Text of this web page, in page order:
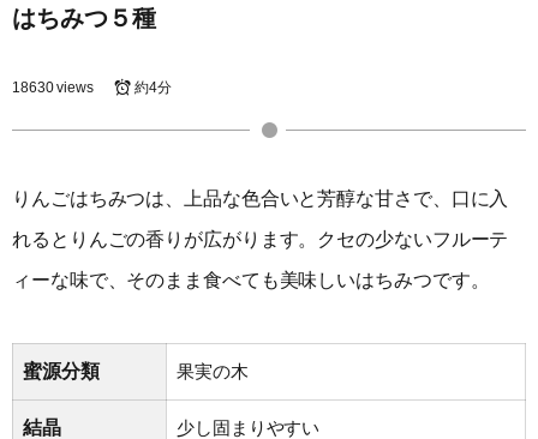
はちみつ５種
18630 views 約4分
りんごはちみつは、上品な色合いと芳醇な甘さで、口に入
れるとりんごの香りが広がります。クセの少ないフルーテ
ィーな味で、そのまま食べても美味しいはちみつです。
蜜源分類 果実の木
結晶 少し固まりやすい